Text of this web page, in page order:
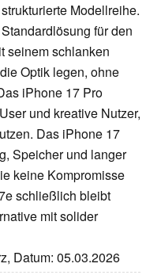
Modellreihe.
für den
seinem schlanken
Optik legen, ohne
iPhone 17 Pro
und kreative Nutzer,
Das iPhone 17
Speicher und langer
keine Kompromisse
schließlich bleibt
mit solider
Datum: 05.03.2026